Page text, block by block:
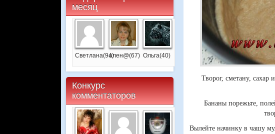
месяц
Светлана(94)ален@(67) Ольга(40)
Конкурс
комментаторов
Творог, сметану, сахар
Бананы порежьте,
Вылейте начинку в чашу